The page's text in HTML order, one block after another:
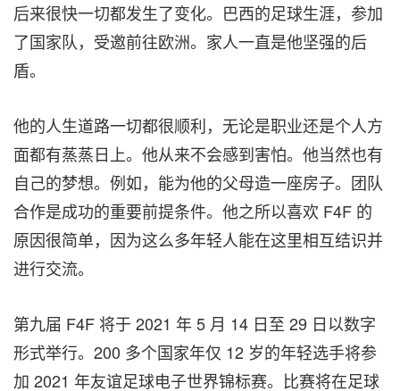
后来很快一切都发生了变化。巴西的足球生涯，参加
了国家队，受邀前往欧洲。家人一直是他坚强的后
盾。
他的人生道路一切都很顺利，无论是职业还是个人方
面都有蒸蒸日上。他从来不会感到害怕。他当然也有
自己的梦想。例如，能为他的父母造一座房子。团队
合作是成功的重要前提条件。他之所以喜欢 F4F 的
原因很简单，因为这么多年轻人能在这里相互结识并
进行交流。
第九届 F4F 将于 2021 年 5 月 14 日至 29 日以数字
形式举行。200 多个国家年仅 12 岁的年轻选手将参
加 2021 年友谊足球电子世界锦标赛。比赛将在足球